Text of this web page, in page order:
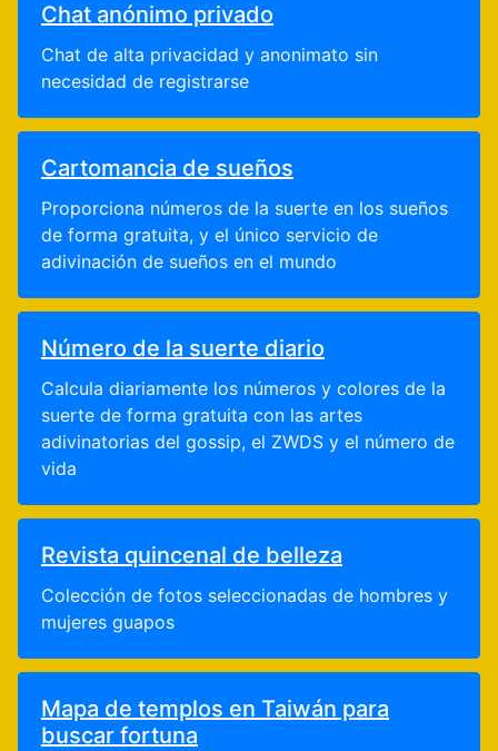
Chat anónimo privado
Chat de alta privacidad y anonimato sin
necesidad de registrarse
Cartomancia de sueños
Proporciona números de la suerte en los sueños
de forma gratuita, y el único servicio de
adivinación de sueños en el mundo
Número de la suerte diario
Calcula diariamente los números y colores de la
suerte de forma gratuita con las artes
adivinatorias del gossip, el ZWDS y el número de
vida
Revista quincenal de belleza
Colección de fotos seleccionadas de hombres y
mujeres guapos
Mapa de templos en Taiwán para
buscar fortuna